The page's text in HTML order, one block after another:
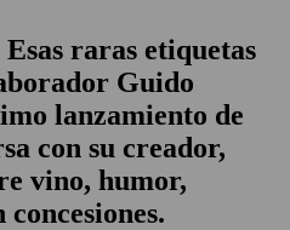
raras etiquetas
Guido
lanzamiento de
con su creador,
vino, humor,